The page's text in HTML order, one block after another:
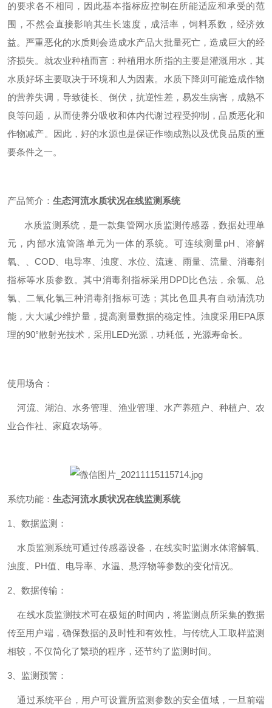
的要求各不相同，因此基本指标应控制在所能适应和承受的范
围，不然会直接影响其生长速度，成活率，饲料系数，经济效
益。严重恶化的水质则会造成水产品大批量死亡，造成巨大的经
济损失。就农业种植而言：种植用水所指的主要是灌溉用水，其
水质好坏主要取决于环境和人为因素。水质下降则可能造成作物
的营养失调，导致徒长、倒伏，抗逆性差，易发生病害，成熟不
良等问题，从而使养分吸收和体内代谢过程受抑制，品质恶化和
作物减产。因此，好的水源也是保证作物成熟以及优良品质的重
要条件之一。
产品简介： 生态河流水质状况在线监测系统
水质监测系统，是一款集管网水质监测传感器，数据处理单
元，内部水流管路单元为一体的系统。可连续测量pH 、溶解
氧、、 COD 、电导率、浊度、水位、流速、雨量、流量、消毒剂
指标等水质参数。其中消毒剂指标采用 DPD比色法，余氯、总
氯、二氧化氯三种消毒剂指标可选；其比色皿具有自动清洗功
能，大大减少维护量，提高测量数据的稳定性。浊度采用EPA原
理的90°散射光技术，采用LED光源，功耗低，光源寿命长。
使用场合：
河流、湖泊、水务管理、渔业管理、水产养殖户、种植户、农
业合作社、家庭农场等。
系统功能： 生态河流水质状况在线监测系统
1 、数据监测：
水质监测系统可通过传感器设备，在线实时监测水体溶解氧、
浊度、 PH值、电导率、水温、悬浮物等参数的变化情况。
2 、数据传输：
在线水质监测技术可在极短的时间内，将监测点所采集的数据
传至用户端，确保数据的及时性和有效性。与传统人工取样监测
相较，不仅简化了繁琐的程序，还节约了监测时间。
3 、监测预警：
通过系统平台，用户可设置所监测参数的安全值域，一旦前端